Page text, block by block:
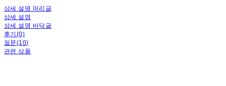
상세 설명 머리글
상세 설명
상세 설명 바닥글
후기(0)
질문(10)
관련 상품